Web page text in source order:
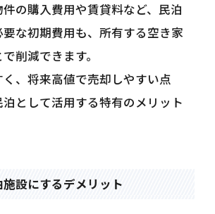
の購入費用や賃貸料など、民泊
な初期費用も、所有する空き家
削減できます。
、将来高値で売却しやすい点
として活用する特有のメリット
設にするデメリット